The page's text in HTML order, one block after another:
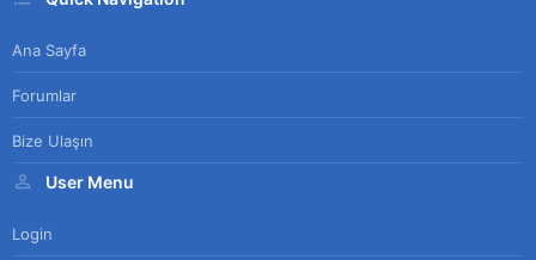
Ana Sayfa
Forumlar
Bize Ulaşın
User Menu
Login